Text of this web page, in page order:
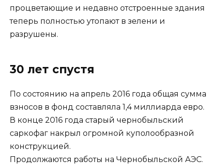
процветающие и недавно отстроенные здания
теперь полностью утопают в зелени и
разрушены.
30 лет спустя
По состоянию на апрель 2016 года общая сумма
взносов в фонд составляла 1,4 миллиарда евро.
В конце 2016 года старый чернобыльский
саркофаг накрыл огромной куполообразной
конструкцией.
Продолжаются работы на Чернобыльской АЭС.